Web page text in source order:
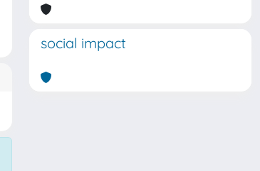
social impact